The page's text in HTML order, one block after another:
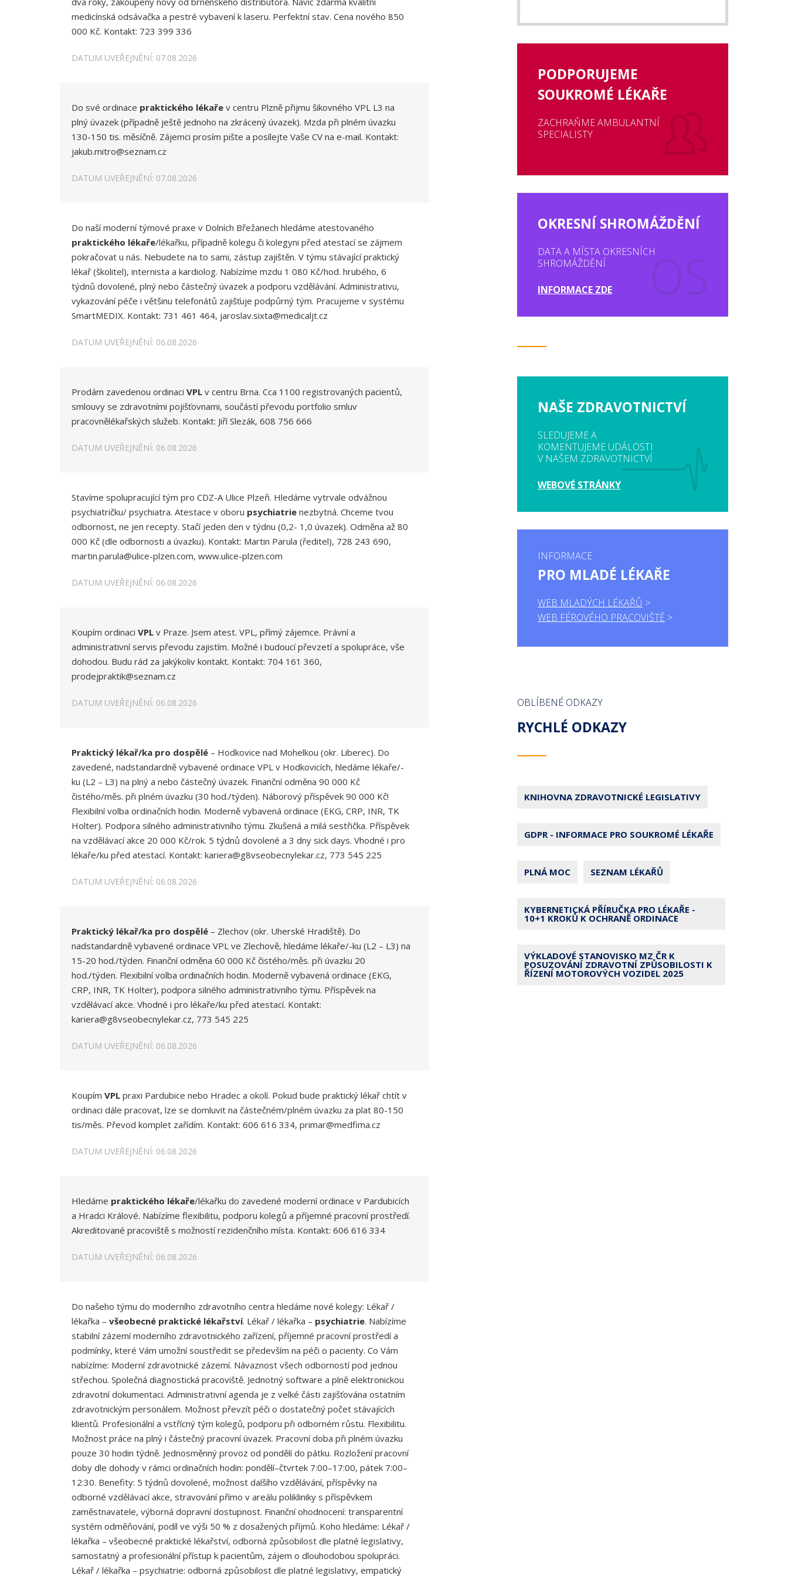
medicínská odsávačka a pestré vybavení k laseru. Perfektní stav. Cena nového 850
000 Kč. Kontakt: 723 399 336
DATUM UVEŘEJNĚNÍ: 07.08.2026
Do své ordinace praktického lékaře v centru Plzně přijmu šikovného VPL L3 na
plný úvazek (případně ještě jednoho na zkrácený úvazek). Mzda při plném úvazku
130-150 tis. měsíčně. Zájemci prosím pište a posílejte Vaše CV na e-mail. Kontakt:
jakub.mitro@seznam.cz
DATUM UVEŘEJNĚNÍ: 07.08.2026
Do naší moderní týmové praxe v Dolních Břežanech hledáme atestovaného
praktického lékaře/lékařku, případně kolegu či kolegyni před atestací se zájmem
pokračovat u nás. Nebudete na to sami, zástup zajištěn. V týmu stávající praktický
lékař (školitel), internista a kardiolog. Nabízíme mzdu 1 080 Kč/hod. hrubého, 6
týdnů dovolené, plný nebo částečný úvazek a podporu vzdělávání. Administrativu,
vykazování péče i většinu telefonátů zajišťuje podpůrný tým. Pracujeme v systému
SmartMEDIX. Kontakt: 731 461 464, jaroslav.sixta@medicaljt.cz
DATUM UVEŘEJNĚNÍ: 06.08.2026
Prodám zavedenou ordinaci VPL v centru Brna. Cca 1100 registrovaných pacientů,
smlouvy se zdravotními pojišťovnami, součástí převodu portfolio smluv
pracovnělékařských služeb. Kontakt: Jiří Slezák, 608 756 666
DATUM UVEŘEJNĚNÍ: 06.08.2026
Stavíme spolupracující tým pro CDZ-A Ulice Plzeň. Hledáme vytrvale odvážnou
psychiatričku/ psychiatra. Atestace v oboru psychiatrie nezbytná. Chceme tvou
odbornost, ne jen recepty. Stačí jeden den v týdnu (0,2- 1,0 úvazek). Odměna až 80
000 Kč (dle odbornosti a úvazku). Kontakt: Martin Parula (ředitel), 728 243 690,
martin.parula@ulice-plzen.com, www.ulice-plzen.com
DATUM UVEŘEJNĚNÍ: 06.08.2026
Koupím ordinaci VPL v Praze. Jsem atest. VPL, přímý zájemce. Právní a
administrativní servis převodu zajistím. Možné i budoucí převzetí a spolupráce, vše
dohodou. Budu rád za jakýkoliv kontakt. Kontakt: 704 161 360,
prodejpraktik@seznam.cz
DATUM UVEŘEJNĚNÍ: 06.08.2026
Praktický lékař/ka pro dospělé – Hodkovice nad Mohelkou (okr. Liberec). Do
zavedené, nadstandardně vybavené ordinace VPL v Hodkovicích, hledáme lékaře/-
ku (L2 – L3) na plný a nebo částečný úvazek. Finanční odměna 90 000 Kč
čistého/měs. při plném úvazku (30 hod./týden). Náborový příspěvek 90 000 Kč!
Flexibilní volba ordinačních hodin. Moderně vybavená ordinace (EKG, CRP, INR, TK
Holter). Podpora silného administrativního týmu. Zkušená a milá sestřička. Příspěvek
na vzdělávací akce 20 000 Kč/rok. 5 týdnů dovolené a 3 dny sick days. Vhodné i pro
lékaře/ku před atestací. Kontakt: kariera@g8vseobecnylekar.cz, 773 545 225
DATUM UVEŘEJNĚNÍ: 06.08.2026
Praktický lékař/ka pro dospělé – Zlechov (okr. Uherské Hradiště). Do
nadstandardně vybavené ordinace VPL ve Zlechově, hledáme lékaře/-ku (L2 – L3) na
15-20 hod./týden. Finanční odměna 60 000 Kč čistého/měs. při úvazku 20
hod./týden. Flexibilní volba ordinačních hodin. Moderně vybavená ordinace (EKG,
CRP, INR, TK Holter), podpora silného administrativního týmu. Příspěvek na
vzdělávací akce. Vhodné i pro lékaře/ku před atestací. Kontakt:
kariera@g8vseobecnylekar.cz, 773 545 225
DATUM UVEŘEJNĚNÍ: 06.08.2026
Koupím VPL praxi Pardubice nebo Hradec a okolí. Pokud bude praktický lékař chtít v
ordinaci dále pracovat, lze se domluvit na částečném/plném úvazku za plat 80-150
tis/měs. Převod komplet zařídím. Kontakt: 606 616 334, primar@medfima.cz
DATUM UVEŘEJNĚNÍ: 06.08.2026
Hledáme praktického lékaře/lékařku do zavedené moderní ordinace v Pardubicích
a Hradci Králové. Nabízíme flexibilitu, podporu kolegů a příjemné pracovní prostředí.
Akreditované pracoviště s možností rezidenčního místa. Kontakt: 606 616 334
DATUM UVEŘEJNĚNÍ: 06.08.2026
Do našeho týmu do moderního zdravotního centra hledáme nové kolegy: Lékař /
lékařka – všeobecné praktické lékařství. Lékař / lékařka – psychiatrie. Nabízíme
stabilní zázemí moderního zdravotnického zařízení, příjemné pracovní prostředí a
podmínky, které Vám umožní soustředit se především na péči o pacienty. Co Vám
nabízíme: Moderní zdravotnické zázemí. Návaznost všech odborností pod jednou
střechou. Společná diagnostická pracoviště. Jednotný software a plně elektronickou
zdravotní dokumentaci. Administrativní agenda je z velké části zajišťována ostatním
zdravotnickým personálem. Možnost převzít péči o dostatečný počet stávajících
klientů. Profesionální a vstřícný tým kolegů, podporu při odborném růstu. Flexibilitu.
Možnost práce na plný i částečný pracovní úvazek. Pracovní doba při plném úvazku
pouze 30 hodin týdně. Jednosměnný provoz od pondělí do pátku. Rozložení pracovní
doby dle dohody v rámci ordinačních hodin: pondělí–čtvrtek 7:00–17:00, pátek 7:00–
12:30. Benefity: 5 týdnů dovolené, možnost dalšího vzdělávání, příspěvky na
odborné vzdělávací akce, stravování přímo v areálu polikliniky s příspěvkem
zaměstnavatele, výborná dopravní dostupnost. Finanční ohodnocení: transparentní
systém odměňování, podíl ve výši 50 % z dosažených příjmů. Koho hledáme: Lékař /
lékařka – všeobecné praktické lékařství, odborná způsobilost dle platné legislativy,
samostatný a profesionální přístup k pacientům, zájem o dlouhodobou spolupráci.
Lékař / lékařka – psychiatrie: odborná způsobilost dle platné legislativy, empatický
PODPORUJEME
SOUKROMÉ LÉKAŘE
ZACHRAŇME AMBULANTNÍ
SPECIALISTY
OKRESNÍ SHROMÁŽDĚNÍ
DATA A MÍSTA OKRESNÍCH
SHROMÁŽDĚNÍ
INFORMACE ZDE
NAŠE ZDRAVOTNICTVÍ
SLEDUJEME A
KOMENTUJEME UDÁLOSTI
V NAŠEM ZDRAVOTNICTVÍ
WEBOVÉ STRÁNKY
INFORMACE
PRO MLADÉ LÉKAŘE
WEB MLADÝCH LÉKAŘŮ
WEB FÉROVÉHO PRACOVIŠTĚ
OBLÍBENÉ ODKAZY
RYCHLÉ ODKAZY
KNIHOVNA ZDRAVOTNICKÉ LEGISLATIVY
GDPR - INFORMACE PRO SOUKROMÉ LÉKAŘE
PLNÁ MOC SEZNAM LÉKAŘŮ
KYBERNETICKÁ PŘÍRUČKA PRO LÉKAŘE -
10+1 KROKŮ K OCHRANĚ ORDINACE
VÝKLADOVÉ STANOVISKO MZ ČR K
POSUZOVÁNÍ ZDRAVOTNÍ ZPŮSOBILOSTI K
ŘÍZENÍ MOTOROVÝCH VOZIDEL 2025